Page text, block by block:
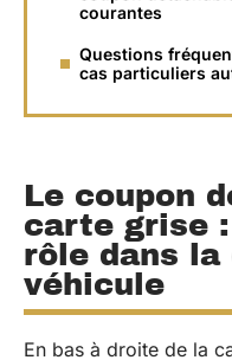
courantes
Questions
cas particuliers
Le coupon
carte grise
rôle dans la
véhicule
En bas à droite de la